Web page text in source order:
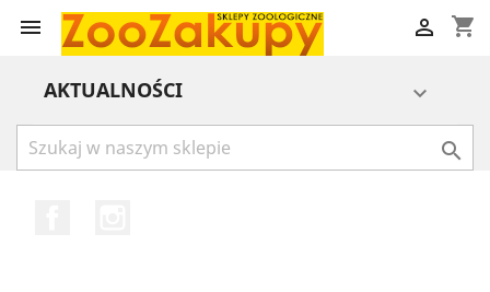
 shopping_cart

AKTUALNOŚCI 
